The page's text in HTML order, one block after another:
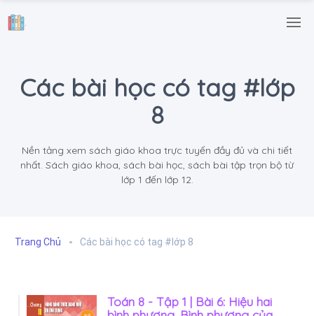
.
Các bài học có tag #lớp
8
Nền tảng xem sách giáo khoa trực tuyến đầy đủ và chi tiết
nhất. Sách giáo khoa, sách bài học, sách bài tập trọn bộ từ
lớp 1 đến lớp 12.
Trang Chủ Các bài học có tag #lớp 8
Toán 8 - Tập 1 | Bài 6: Hiệu hai